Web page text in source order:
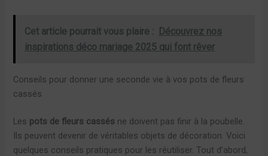
Cet article pourrait vous plaire :
Découvrez nos
inspirations déco mariage 2025 qui font rêver
Conseils pour donner une seconde vie à vos pots de fleurs
cassés
Les pots de fleurs cassés ne doivent pas finir à la poubelle.
Ils peuvent devenir de véritables objets de décoration. Voici
quelques conseils pratiques pour les réutiliser. Tout d’abord,